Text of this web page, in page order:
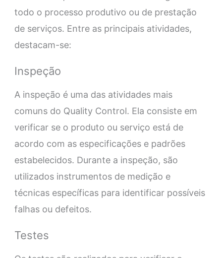
todo o processo produtivo ou de prestação
de serviços. Entre as principais atividades,
destacam-se:
Inspeção
A inspeção é uma das atividades mais
comuns do Quality Control. Ela consiste em
verificar se o produto ou serviço está de
acordo com as especificações e padrões
estabelecidos. Durante a inspeção, são
utilizados instrumentos de medição e
técnicas específicas para identificar possíveis
falhas ou defeitos.
Testes